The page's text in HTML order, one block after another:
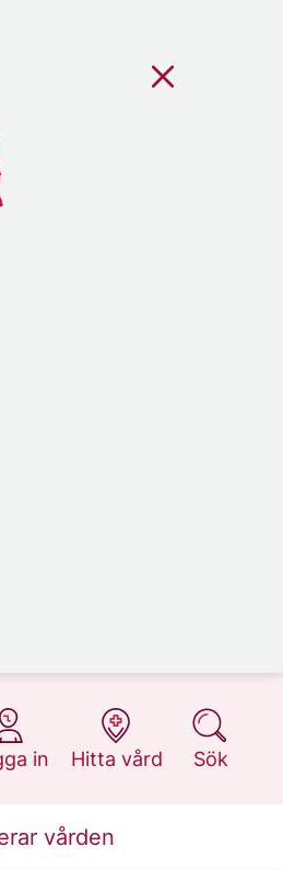
in
Hitta vård
på 1177.se
Sök
på 1177.se
vården